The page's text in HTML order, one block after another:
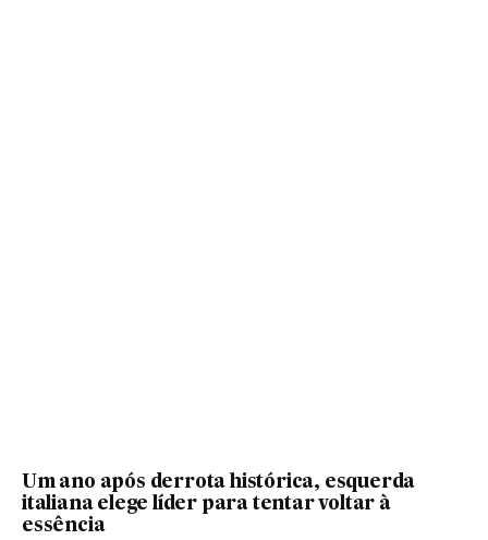
Um ano após derrota histórica, esquerda
italiana elege líder para tentar voltar à
essência